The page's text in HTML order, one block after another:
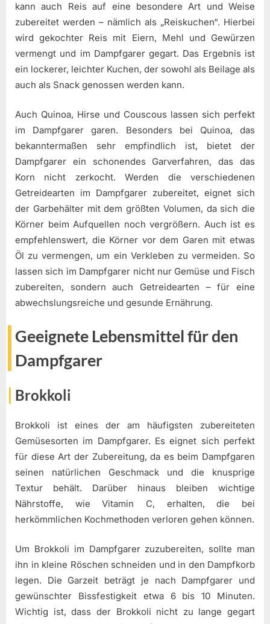
kann auch Reis auf eine besondere Art und Weise
zubereitet werden – nämlich als „Reiskuchen“. Hierbei
wird gekochter Reis mit Eiern, Mehl und Gewürzen
vermengt und im Dampfgarer gegart. Das Ergebnis ist
ein lockerer, leichter Kuchen, der sowohl als Beilage als
auch als Snack genossen werden kann.
Auch Quinoa, Hirse und Couscous lassen sich perfekt
im Dampfgarer garen. Besonders bei Quinoa, das
bekanntermaßen sehr empfindlich ist, bietet der
Dampfgarer ein schonendes Garverfahren, das das
Korn nicht zerkocht. Werden die verschiedenen
Getreidearten im Dampfgarer zubereitet, eignet sich
der Garbehälter mit dem größten Volumen, da sich die
Körner beim Aufquellen noch vergrößern. Auch ist es
empfehlenswert, die Körner vor dem Garen mit etwas
Öl zu vermengen, um ein Verkleben zu vermeiden. So
lassen sich im Dampfgarer nicht nur Gemüse und Fisch
zubereiten, sondern auch Getreidearten – für eine
abwechslungsreiche und gesunde Ernährung.
Geeignete Lebensmittel für den
Dampfgarer
Brokkoli
Brokkoli ist eines der am häufigsten zubereiteten
Gemüsesorten im Dampfgarer. Es eignet sich perfekt
für diese Art der Zubereitung, da es beim Dampfgaren
seinen natürlichen Geschmack und die knusprige
Textur behält. Darüber hinaus bleiben wichtige
Nährstoffe, wie Vitamin C, erhalten, die bei
herkömmlichen Kochmethoden verloren gehen können.
Um Brokkoli im Dampfgarer zuzubereiten, sollte man
ihn in kleine Röschen schneiden und in den Dampfkorb
legen. Die Garzeit beträgt je nach Dampfgarer und
gewünschter Bissfestigkeit etwa 6 bis 10 Minuten.
Wichtig ist, dass der Brokkoli nicht zu lange gegart